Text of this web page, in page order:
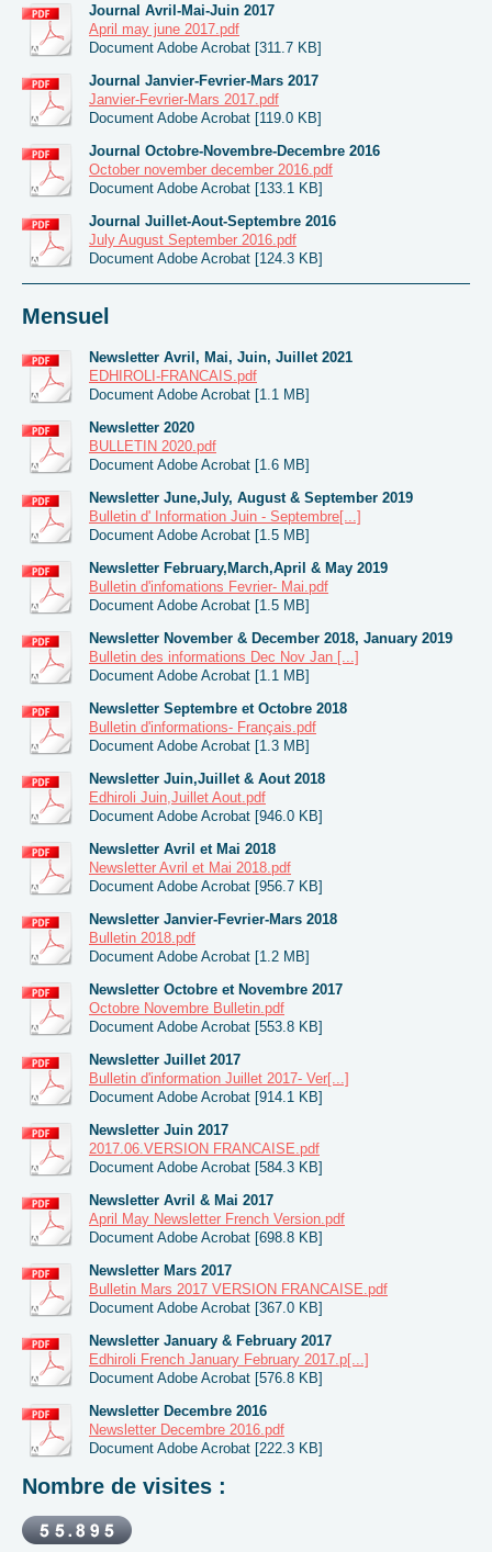
Journal Avril-Mai-Juin 2017
April may june 2017.pdf
Document Adobe Acrobat [311.7 KB]
Journal Janvier-Fevrier-Mars 2017
Janvier-Fevrier-Mars 2017.pdf
Document Adobe Acrobat [119.0 KB]
Journal Octobre-Novembre-Decembre 2016
October november december 2016.pdf
Document Adobe Acrobat [133.1 KB]
Journal Juillet-Aout-Septembre 2016
July August September 2016.pdf
Document Adobe Acrobat [124.3 KB]
Mensuel
Newsletter Avril, Mai, Juin, Juillet 2021
EDHIROLI-FRANCAIS.pdf
Document Adobe Acrobat [1.1 MB]
Newsletter 2020
BULLETIN 2020.pdf
Document Adobe Acrobat [1.6 MB]
Newsletter June,July, August & September 2019
Bulletin d' Information Juin - Septembre[...]
Document Adobe Acrobat [1.5 MB]
Newsletter February,March,April & May 2019
Bulletin d'infomations Fevrier- Mai.pdf
Document Adobe Acrobat [1.5 MB]
Newsletter November & December 2018, January 2019
Bulletin des informations Dec Nov Jan [...]
Document Adobe Acrobat [1.1 MB]
Newsletter Septembre et Octobre 2018
Bulletin d'informations- Français.pdf
Document Adobe Acrobat [1.3 MB]
Newsletter Juin,Juillet & Aout 2018
Edhiroli Juin,Juillet Aout.pdf
Document Adobe Acrobat [946.0 KB]
Newsletter Avril et Mai 2018
Newsletter Avril et Mai 2018.pdf
Document Adobe Acrobat [956.7 KB]
Newsletter Janvier-Fevrier-Mars 2018
Bulletin 2018.pdf
Document Adobe Acrobat [1.2 MB]
Newsletter Octobre et Novembre 2017
Octobre Novembre Bulletin.pdf
Document Adobe Acrobat [553.8 KB]
Newsletter Juillet 2017
Bulletin d'information Juillet 2017- Ver[...]
Document Adobe Acrobat [914.1 KB]
Newsletter Juin 2017
2017.06.VERSION FRANCAISE.pdf
Document Adobe Acrobat [584.3 KB]
Newsletter Avril & Mai 2017
April May Newsletter French Version.pdf
Document Adobe Acrobat [698.8 KB]
Newsletter Mars 2017
Bulletin Mars 2017 VERSION FRANCAISE.pdf
Document Adobe Acrobat [367.0 KB]
Newsletter January & February 2017
Edhiroli French January February 2017.p[...]
Document Adobe Acrobat [576.8 KB]
Newsletter Decembre 2016
Newsletter Decembre 2016.pdf
Document Adobe Acrobat [222.3 KB]
Nombre de visites :